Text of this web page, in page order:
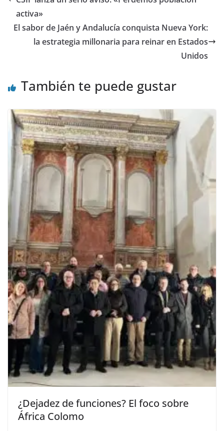
activa»
El sabor de Jaén y Andalucía conquista Nueva York:
la estrategia millonaria para reinar en Estados
Unidos
También te puede gustar
¿Dejadez de funciones? El foco sobre
África Colomo